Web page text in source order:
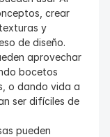
crear
y
de diseño.
aprovechar
bocetos
o dando vida a
ser difíciles de
pueden